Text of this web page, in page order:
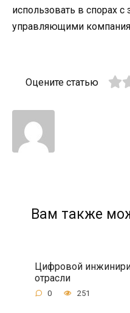
использовать в спорах
управляющими
Оцените статью
Вам также
Цифровой
отрасли
0 251